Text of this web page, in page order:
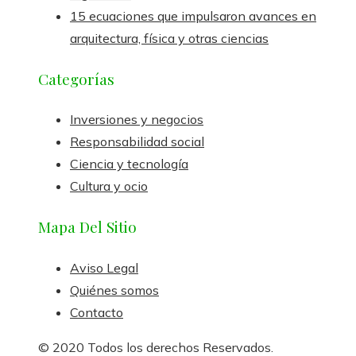
15 ecuaciones que impulsaron avances en
arquitectura, física y otras ciencias
Categorías
Inversiones y negocios
Responsabilidad social
Ciencia y tecnología
Cultura y ocio
Mapa Del Sitio
Aviso Legal
Quiénes somos
Contacto
© 2020 Todos los derechos Reservados.